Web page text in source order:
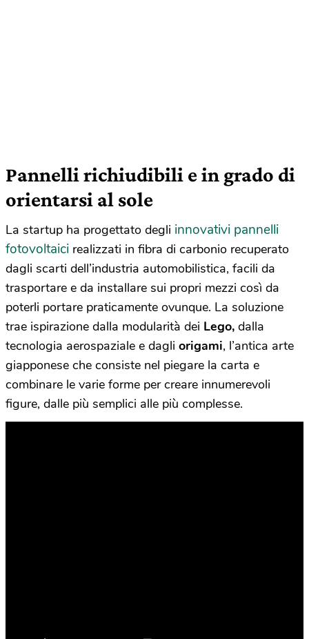
Pannelli richiudibili e in grado di
orientarsi al sole
La startup ha progettato degli innovativi pannelli
fotovoltaici realizzati in fibra di carbonio recuperato
dagli scarti dell’industria automobilistica, facili da
trasportare e da installare sui propri mezzi così da
poterli portare praticamente ovunque. La soluzione
trae ispirazione dalla modularità dei Lego, dalla
tecnologia aerospaziale e dagli origami, l’antica arte
giapponese che consiste nel piegare la carta e
combinare le varie forme per creare innumerevoli
figure, dalle più semplici alle più complesse.